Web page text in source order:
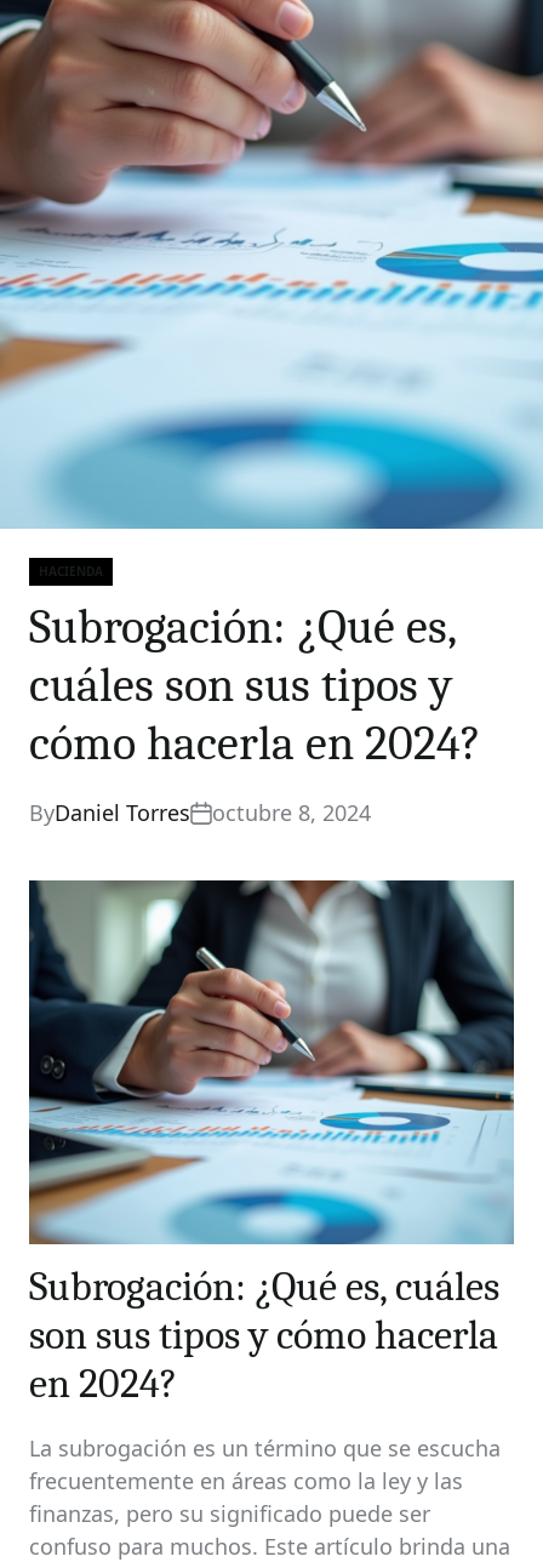
Categories
HACIENDA
Subrogación: ¿Qué es,
cuáles son sus tipos y
cómo hacerla en 2024?
ByDaniel Torres octubre 8, 2024
Subrogación: ¿Qué es, cuáles
son sus tipos y cómo hacerla
en 2024?
La subrogación es un término que se escucha
frecuentemente en áreas como la ley y las
finanzas, pero su significado puede ser
confuso para muchos. Este artículo brinda una